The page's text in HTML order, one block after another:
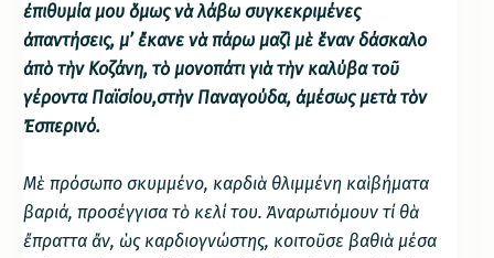
ἐπιθυμία μου ὅμως νὰ λάβω συγκεκριμένες
ἀπαντήσεις, μ’ ἔκανε νὰ πάρω μαζὶ μὲ ἕναν δάσκαλο
ἀπὸ τὴν Κοζάνη, τὸ μονοπάτι γιὰ τὴν καλύβα τοῦ
γέροντα Παϊσίου,στὴν Παναγούδα, ἀμέσως μετὰ τὸν
Ἐσπερινό.
Μὲ πρόσωπο σκυμμένο, καρδιὰ θλιμμένη καὶ βήματα
βαριά, προσέγγισα τὸ κελί του. Ἀναρωτιόμουν τί θὰ
ἔπραττα ἄν, ὡς καρδιογνώστης, κοιτοῦσε βαθιὰ μέσα